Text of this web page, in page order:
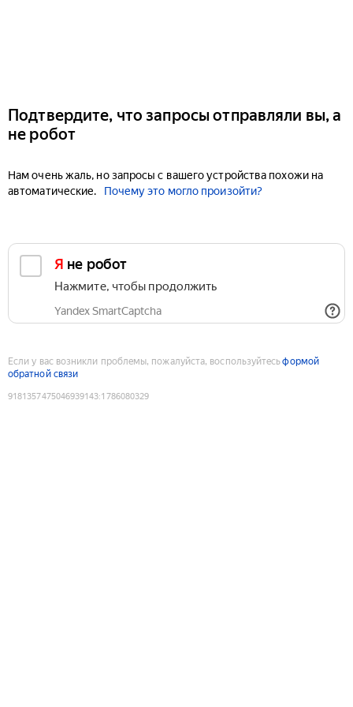
Подтвердите, что запросы отправляли вы, а
не робот
Нам очень жаль, но запросы с вашего устройства похожи на
автоматические.
Почему это могло произойти?
Я не робот
Нажмите, чтобы продолжить
Yandex SmartCaptcha
Если у вас возникли проблемы, пожалуйста, воспользуйтесьформой
обратной связи
9181357475046939143:1786080329